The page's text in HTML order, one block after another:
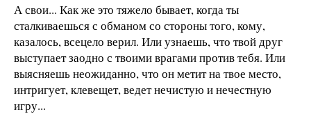
А свои... Как же это тяжело бывает, когда ты
сталкиваешься с обманом со стороны того, кому,
казалось, всецело верил. Или узнаешь, что твой друг
выступает заодно с твоими врагами против тебя. Или
выясняешь неожиданно, что он метит на твое место,
интригует, клевещет, ведет нечистую и нечестную
игру...